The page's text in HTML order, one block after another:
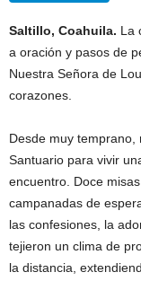
Saltillo, Coahuila. La
a oración y pasos de
Nuestra Señora de
corazones.
Desde muy
Santuario para vivir
encuentro. Doce
campanadas de
las confesiones, la
tejieron un clima de
la distancia,